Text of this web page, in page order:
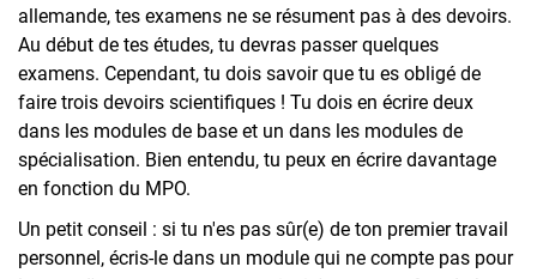
allemande, tes examens ne se résument pas à des devoirs.
Au début de tes études, tu devras passer quelques
examens. Cependant, tu dois savoir que tu es obligé de
faire trois devoirs scientifiques ! Tu dois en écrire deux
dans les modules de base et un dans les modules de
spécialisation. Bien entendu, tu peux en écrire davantage
en fonction du MPO.
Un petit conseil : si tu n'es pas sûr(e) de ton premier travail
personnel, écris-le dans un module qui ne compte pas pour